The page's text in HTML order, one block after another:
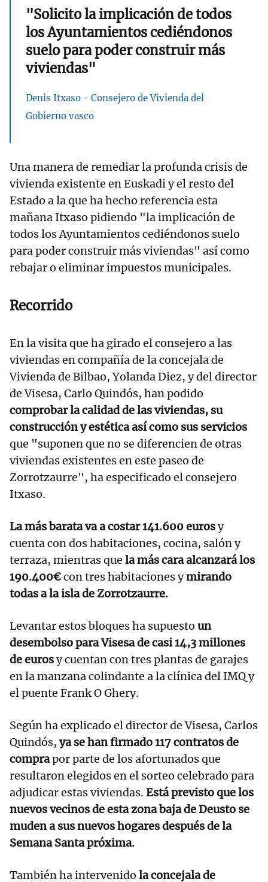
"Solicito la implicación de todos
los Ayuntamientos cediéndonos
suelo para poder construir más
viviendas"
Denis Itxaso - Consejero de Vivienda del
Gobierno vasco
Una manera de remediar la profunda crisis de
vivienda existente en Euskadi y el resto del
Estado a la que ha hecho referencia esta
mañana Itxaso pidiendo "la implicación de
todos los Ayuntamientos cediéndonos suelo
para poder construir más viviendas" así como
rebajar o eliminar impuestos municipales.
Recorrido
En la visita que ha girado el consejero a las
viviendas en compañía de la concejala de
Vivienda de Bilbao, Yolanda Diez, y del director
de Visesa, Carlo Quindós, han podido
comprobar la calidad de las viviendas, su
construcción y estética así como sus servicios
que "suponen que no se diferencien de otras
viviendas existentes en este paseo de
Zorrotzaurre", ha especificado el consejero
Itxaso.
La más barata va a costar 141.600 eurosy
cuenta con dos habitaciones, cocina, salón y
terraza, mientras que la más cara alcanzará los
190.400€con tres habitaciones ymirando
todas a la isla de Zorrotzaurre.
Levantar estos bloques ha supuesto un
desembolso para Visesa de casi 14,3 millones
de eurosy cuentan con tres plantas de garajes
en la manzana colindante a la clínica del IMQ y
el puente Frank O Ghery.
Según ha explicado el director de Visesa, Carlos
Quindós, ya se han firmado 117 contratos de
comprapor parte de los afortunados que
resultaron elegidos en el sorteo celebrado para
adjudicar estas viviendas. Está previsto que los
nuevos vecinos de esta zona baja de Deusto se
muden a sus nuevos hogares después de la
Semana Santa próxima.
También ha intervenido la concejala de